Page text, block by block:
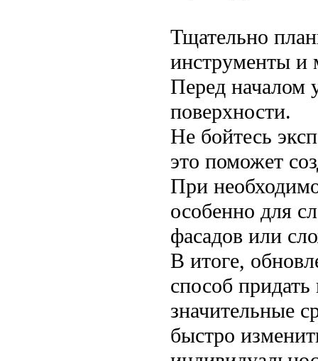
Тщательно
инструменты и
Перед началом
поверхности.
Не бойтесь
это поможет
При
особенно для
фасадов или
В итоге,
способ
значительные
быстро